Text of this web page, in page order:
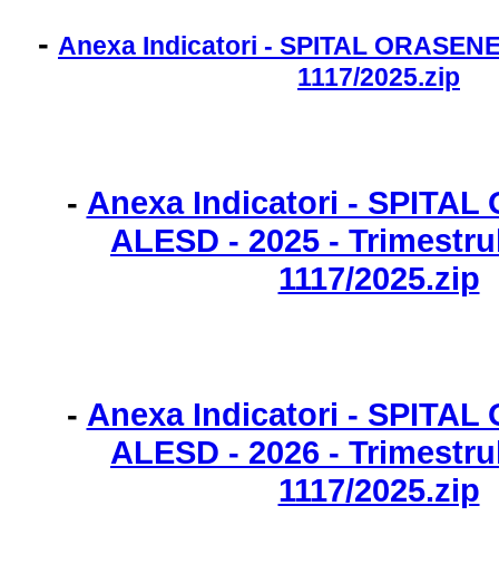
- Anexa Indicatori - SPITAL
1117/2025.zip
- Anexa Indicatori - SPITAL
ALESD - 2025 -
1117/2025.zip
- Anexa Indicatori - SPITAL
ALESD - 2026 -
1117/2025.zip